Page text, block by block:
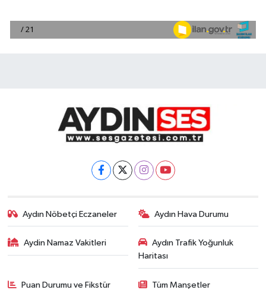
Aydın Nöbetçi Eczaneler Aydın Hava Durumu
Aydin Namaz Vakitleri
Aydın Trafik Yoğunluk
Haritası
Puan Durumu ve Fikstür Tüm Manşetler